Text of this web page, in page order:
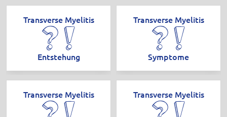
Transverse Myelitis
Entstehung
Transverse Myelitis
Symptome
Transverse Myelitis Transverse Myelitis